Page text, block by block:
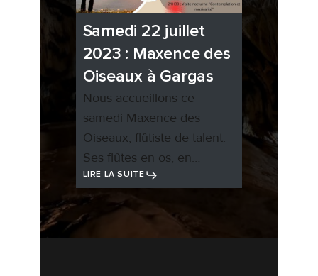
Samedi 22 juillet
2023 : Maxence des
Oiseaux à Gargas
Nous accueillons ce
samedi Maxence des
Oiseaux, flûtiste de talent.
Ses flûtes en os, en…
LIRE LA SUITE